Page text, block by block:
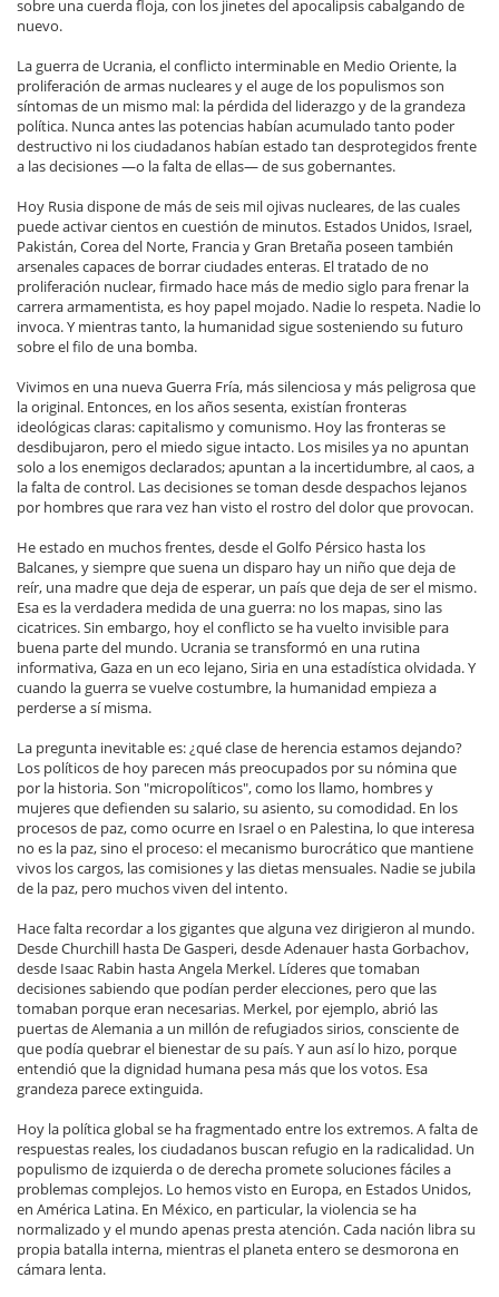
sobre una cuerda floja, con los jinetes del apocalipsis cabalgando de
nuevo.
La guerra de Ucrania, el conflicto interminable en Medio Oriente, la
proliferación de armas nucleares y el auge de los populismos son
síntomas de un mismo mal: la pérdida del liderazgo y de la grandeza
política. Nunca antes las potencias habían acumulado tanto poder
destructivo ni los ciudadanos habían estado tan desprotegidos frente
a las decisiones —o la falta de ellas— de sus gobernantes.
Hoy Rusia dispone de más de seis mil ojivas nucleares, de las cuales
puede activar cientos en cuestión de minutos. Estados Unidos, Israel,
Pakistán, Corea del Norte, Francia y Gran Bretaña poseen también
arsenales capaces de borrar ciudades enteras. El tratado de no
proliferación nuclear, firmado hace más de medio siglo para frenar la
carrera armamentista, es hoy papel mojado. Nadie lo respeta. Nadie lo
invoca. Y mientras tanto, la humanidad sigue sosteniendo su futuro
sobre el filo de una bomba.
Vivimos en una nueva Guerra Fría, más silenciosa y más peligrosa que
la original. Entonces, en los años sesenta, existían fronteras
ideológicas claras: capitalismo y comunismo. Hoy las fronteras se
desdibujaron, pero el miedo sigue intacto. Los misiles ya no apuntan
solo a los enemigos declarados; apuntan a la incertidumbre, al caos, a
la falta de control. Las decisiones se toman desde despachos lejanos
por hombres que rara vez han visto el rostro del dolor que provocan.
He estado en muchos frentes, desde el Golfo Pérsico hasta los
Balcanes, y siempre que suena un disparo hay un niño que deja de
reír, una madre que deja de esperar, un país que deja de ser el mismo.
Esa es la verdadera medida de una guerra: no los mapas, sino las
cicatrices. Sin embargo, hoy el conflicto se ha vuelto invisible para
buena parte del mundo. Ucrania se transformó en una rutina
informativa, Gaza en un eco lejano, Siria en una estadística olvidada. Y
cuando la guerra se vuelve costumbre, la humanidad empieza a
perderse a sí misma.
La pregunta inevitable es: ¿qué clase de herencia estamos dejando?
Los políticos de hoy parecen más preocupados por su nómina que
por la historia. Son "micropolíticos", como los llamo, hombres y
mujeres que defienden su salario, su asiento, su comodidad. En los
procesos de paz, como ocurre en Israel o en Palestina, lo que interesa
no es la paz, sino el proceso: el mecanismo burocrático que mantiene
vivos los cargos, las comisiones y las dietas mensuales. Nadie se jubila
de la paz, pero muchos viven del intento.
Hace falta recordar a los gigantes que alguna vez dirigieron al mundo.
Desde Churchill hasta De Gasperi, desde Adenauer hasta Gorbachov,
desde Isaac Rabin hasta Angela Merkel. Líderes que tomaban
decisiones sabiendo que podían perder elecciones, pero que las
tomaban porque eran necesarias. Merkel, por ejemplo, abrió las
puertas de Alemania a un millón de refugiados sirios, consciente de
que podía quebrar el bienestar de su país. Y aun así lo hizo, porque
entendió que la dignidad humana pesa más que los votos. Esa
grandeza parece extinguida.
Hoy la política global se ha fragmentado entre los extremos. A falta de
respuestas reales, los ciudadanos buscan refugio en la radicalidad. Un
populismo de izquierda o de derecha promete soluciones fáciles a
problemas complejos. Lo hemos visto en Europa, en Estados Unidos,
en América Latina. En México, en particular, la violencia se ha
normalizado y el mundo apenas presta atención. Cada nación libra su
propia batalla interna, mientras el planeta entero se desmorona en
cámara lenta.